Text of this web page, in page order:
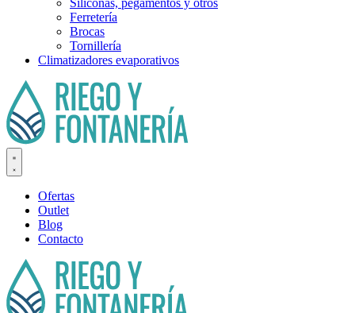
Ferretería
Brocas
Tornillería
Climatizadores evaporativos
Ofertas
Outlet
Blog
Contacto